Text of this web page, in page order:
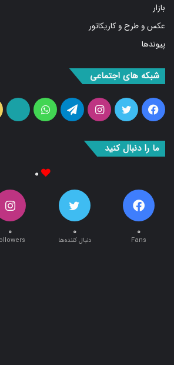
فیلم
بازار
عکس و طرح و کاریکاتور
پیوندها
شبکه های اجتماعی
بوک